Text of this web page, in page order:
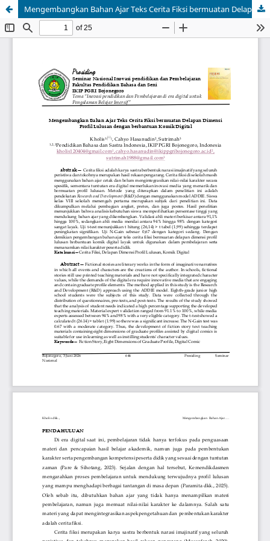
Mengembangkan Bahan Ajar Teks Cerita Fiksi bermuatan Delapan Dimensi Profil Lulusan dengan berbantuan Komik Digital